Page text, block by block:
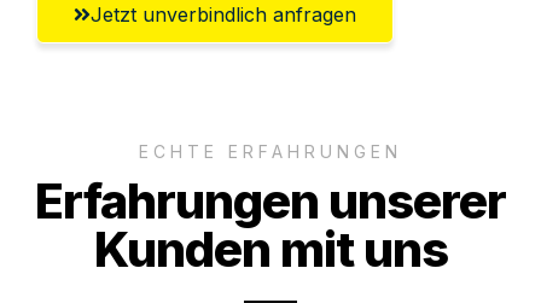
Jetzt unverbindlich anfragen
ECHTE ERFAHRUNGEN
Erfahrungen unserer
Kunden mit uns